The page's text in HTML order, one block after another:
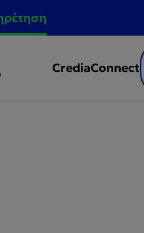
CrediaConnect